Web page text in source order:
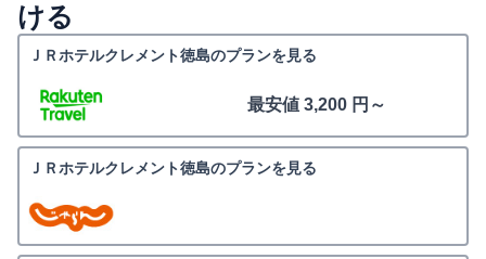
ける
ＪＲホテルクレメント徳島のプランを見る
最安値 3,200 円～
ＪＲホテルクレメント徳島のプランを見る